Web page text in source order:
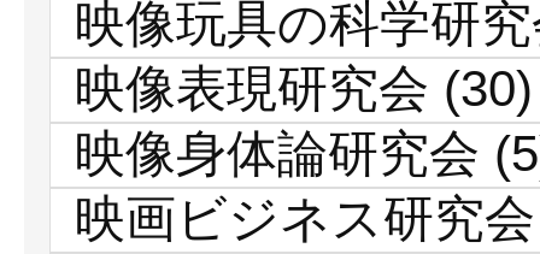
映像玩具の科学研
映像表現研究会 (30)
映像身体論研究会
映画ビジネス研究会